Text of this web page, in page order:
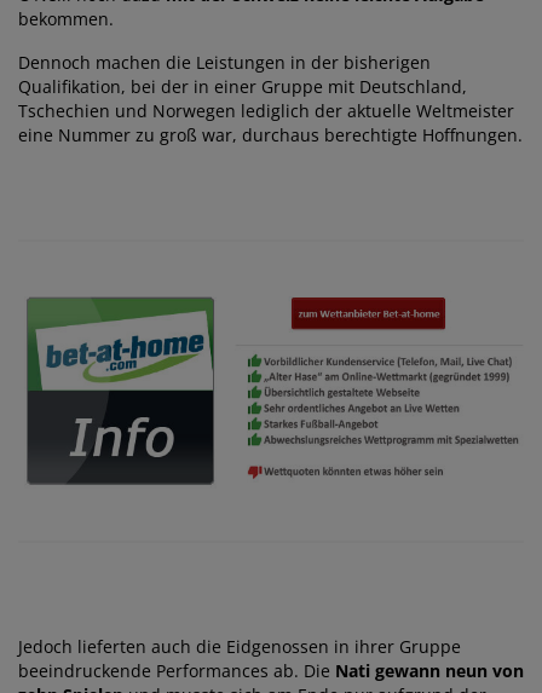
bekommen.
Dennoch machen die Leistungen in der bisherigen
Qualifikation, bei der in einer Gruppe mit Deutschland,
Tschechien und Norwegen lediglich der aktuelle Weltmeister
eine Nummer zu groß war, durchaus berechtigte Hoffnungen.
Jedoch lieferten auch die Eidgenossen in ihrer Gruppe
beeindruckende Performances ab. Die Nati gewann neun von